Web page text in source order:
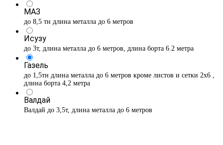
МАЗ
до 8,5 тн длина металла до 6 метров
Исузу
до 3т, длина металла до 6 метров, длина борта 6.2 метра
Газель
до 1,5тн длина металла до 6 метров кроме листов и сетки 2х6 ,
длина борта 4,2 метра
Валдай
Валдай до 3,5т, длина металла до 6 метров